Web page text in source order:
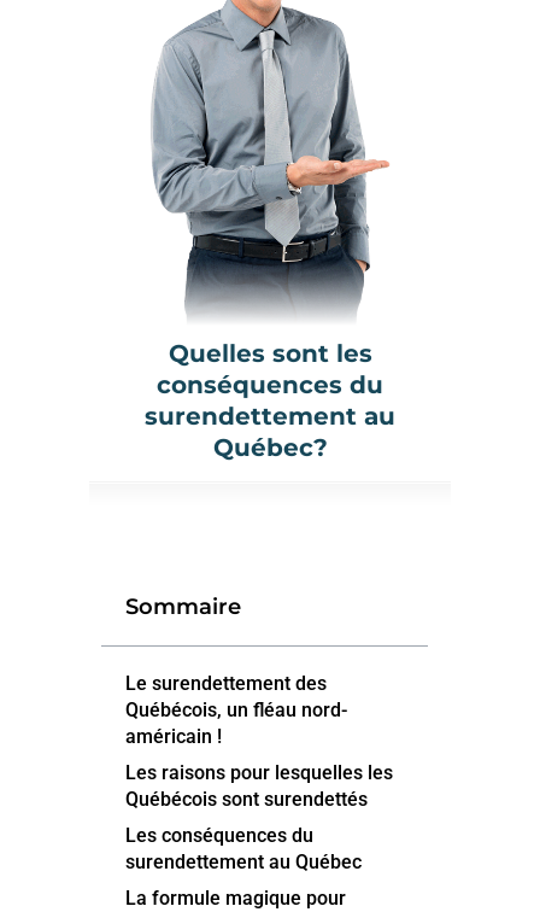
Quelles sont les
conséquences du
surendettement au
Québec?
Sommaire
Le surendettement des
Québécois, un fléau nord-
américain !
Les raisons pour lesquelles les
Québécois sont surendettés
Les conséquences du
surendettement au Québec
La formule magique pour